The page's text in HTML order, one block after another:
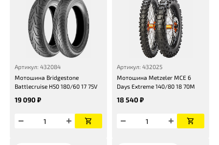
Артикул: 432084
Мотошина Bridgestone
Battlecruise H50 180/60 17 75V
19 090 ₽
Артикул: 432025
Мотошина Metzeler MCE 6
Days Extreme 140/80 18 70M
18 540 ₽